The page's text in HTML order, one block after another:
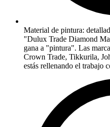
Material de pintura:
"Dulux Trade Diamond
gana a "pintura". Las
Crown Trade, Tikkurila,
estás rellenando el trabajo